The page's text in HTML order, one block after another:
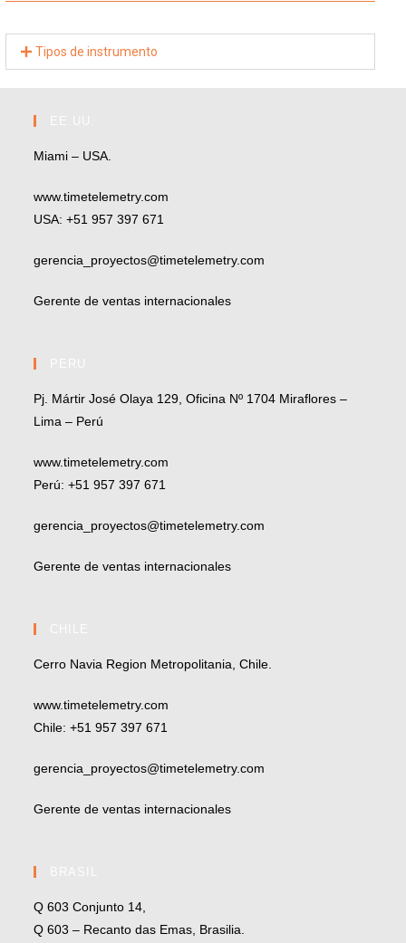
Tipos de instrumento
Miami – USA.
www.timetelemetry.com
USA: +51 957 397 671
gerencia_proyectos@timetelemetry.com
Gerente de ventas internacionales
Pj. Mártir José Olaya 129, Oficina Nº 1704 Miraflores –
Lima – Perú
www.timetelemetry.com
Perú: +51 957 397 671
gerencia_proyectos@timetelemetry.com
Gerente de ventas internacionales
Cerro Navia Region Metropolitania, Chile.
www.timetelemetry.com
Chile: +51 957 397 671
gerencia_proyectos@timetelemetry.com
Gerente de ventas internacionales
Q 603 Conjunto 14,
Q 603 – Recanto das Emas, Brasilia.